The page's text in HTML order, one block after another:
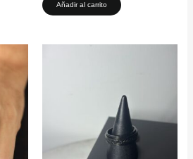
Añadir al carrito